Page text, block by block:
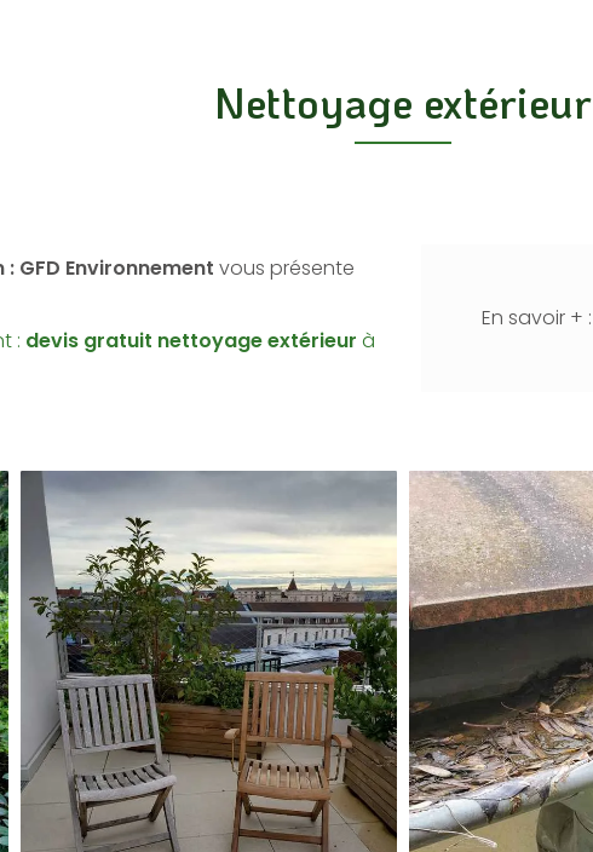
Nettoyage extérieur
GFD Environnement vous présente
: devis gratuit nettoyage extérieur à
En savoir + :